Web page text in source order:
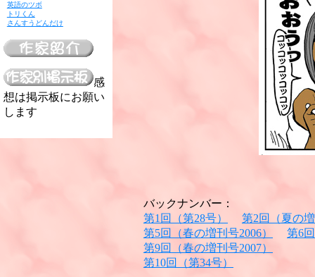
英語のツボ
トリくん
さんすうどんだけ
感
想は掲示板にお願い
します
バックナンバー：
第1回（第28号）
第2回（夏の
第5回（春の増刊号2006）
第6
第9回（春の増刊号2007）
第10回（第34号）